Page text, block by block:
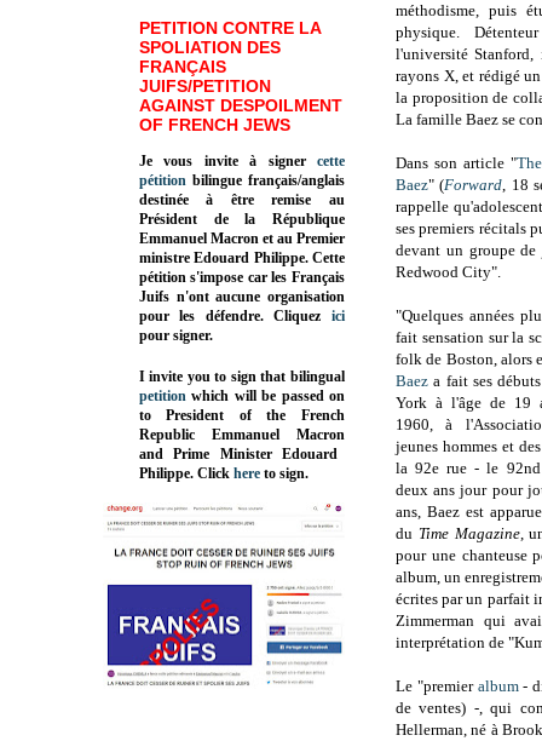
méthodisme, puis
physique.
l'université
rayons X, et rédigé
la proposition de
La famille Baez se
Dans son article "
Baez" (Forward, 18
rappelle
ses premiers récitals
devant un groupe de
Redwood City".
"Quelques années
fait sensation sur la
folk de Boston, alors
Baez a fait ses
York à l'âge de 19
1960, à
jeunes hommes et
la 92e rue - le 92nd
deux ans jour pour
ans, Baez est
du Time Magazine,
pour une chanteuse
album, un
écrites par un parfait
Zimmerman qui
interprétation de
Le "premier album-
de ventes) -, qui
Hellerman, né à
PETITION CONTRE LA
SPOLIATION DES
FRANÇAIS
JUIFS/PETITION
AGAINST DESPOILMENT
OF FRENCH JEWS
Je vous invite à signer cette
pétition bilingue français/anglais
destinée à être remise au
Président de la République
Emmanuel Macron et au Premier
ministre Edouard Philippe. Cette
pétition s'impose car les Français
Juifs n'ont aucune organisation
pour les défendre. Cliquez
ici
pour signer.
I invite you to sign that bilingual
petition which will be passed on
to President of the French
Republic Emmanuel Macron
and Prime MinisterEdouard
Philippe. Click here to sign.